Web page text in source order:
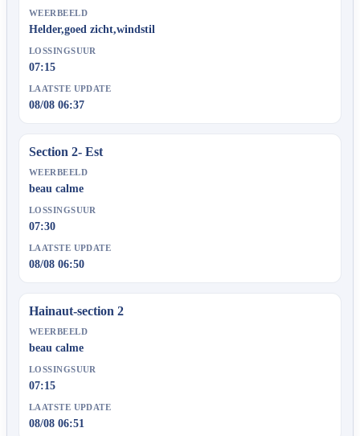
WEERBEELD
Helder,goed zicht,windstil
LOSSINGSUUR
07:15
LAATSTE UPDATE
08/08 06:37
Section 2- Est
WEERBEELD
beau calme
LOSSINGSUUR
07:30
LAATSTE UPDATE
08/08 06:50
Hainaut-section 2
WEERBEELD
beau calme
LOSSINGSUUR
07:15
LAATSTE UPDATE
08/08 06:51